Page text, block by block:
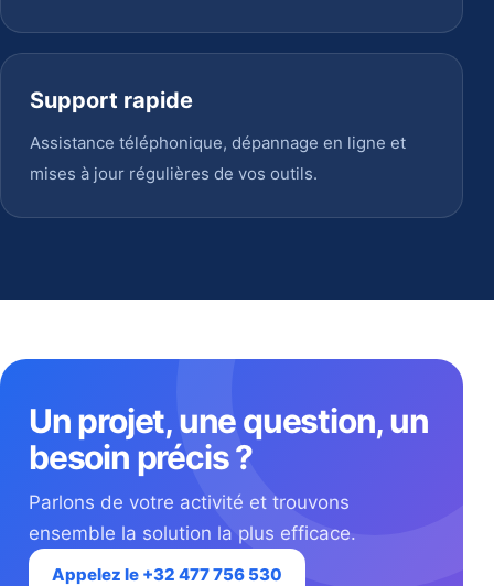
Support rapide
Assistance téléphonique, dépannage en ligne et
mises à jour régulières de vos outils.
Un projet, une question, un
besoin précis ?
Parlons de votre activité et trouvons
ensemble la solution la plus efficace.
Appelez le +32 477 756 530